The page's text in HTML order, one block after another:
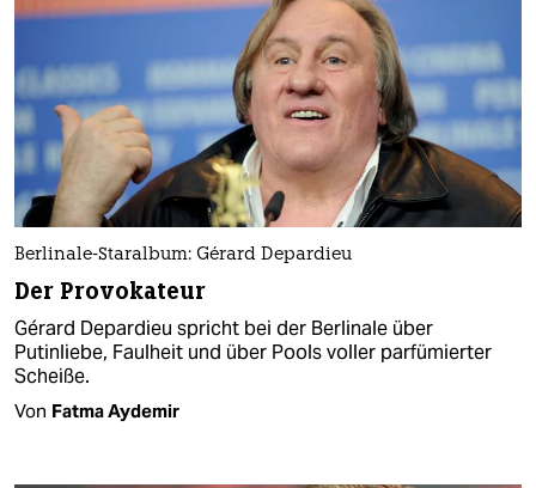
Berlinale-Staralbum: Gérard Depardieu
Der Provokateur
Gérard Depardieu spricht bei der Berlinale über
Putinliebe, Faulheit und über Pools voller parfümierter
Scheiße.
Von Fatma Aydemir